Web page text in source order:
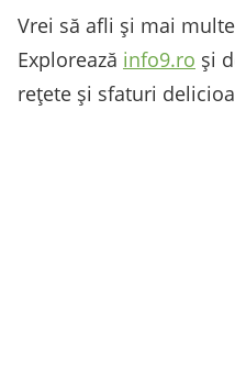
Vrei să afli și mai
Explorează info9.ro și
rețete și sfaturi